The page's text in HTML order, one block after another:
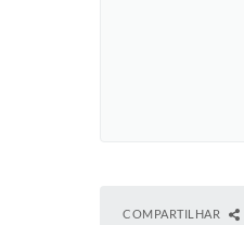
COMPARTILHAR